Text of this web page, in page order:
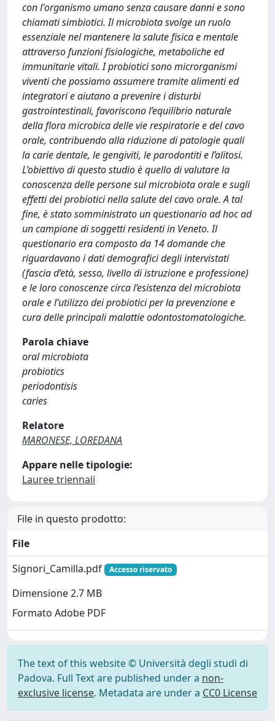
con l'organismo umano senza causare danni e sono
chiamati simbiotici. Il microbiota svolge un ruolo
essenziale nel mantenere la salute fisica e mentale
attraverso funzioni fisiologiche, metaboliche ed
immunitarie vitali. I probiotici sono microrganismi
viventi che possiamo assumere tramite alimenti ed
integratori e aiutano a prevenire i disturbi
gastrointestinali, favoriscono l’equilibrio naturale
della flora microbica delle vie respiratorie e del cavo
orale, contribuendo alla riduzione di patologie quali
la carie dentale, le gengiviti, le parodontiti e l’alitosi.
L’obiettivo di questo studio è quello di valutare la
conoscenza delle persone sul microbiota orale e sugli
effetti dei probiotici nella salute del cavo orale. A tal
fine, è stato somministrato un questionario ad hoc ad
un campione di soggetti residenti in Veneto. Il
questionario era composto da 14 domande che
riguardavano i dati demografici degli intervistati
(fascia d’età, sesso, livello di istruzione e professione)
e le loro conoscenze circa l’esistenza del microbiota
orale e l’utilizzo dei probiotici per la prevenzione e
cura delle principali malattie odontostomatologiche.
Parola chiave
oral microbiota
probiotics
periodontisis
caries
Relatore
MARONESE, LOREDANA
Appare nelle tipologie:
Lauree triennali
File in questo prodotto:
File
Signori_Camilla.pdf
Accesso riservato
Dimensione 2.7 MB
Formato Adobe PDF
The text of this website © Università degli studi di
Padova. Full Text are published under a non-
exclusive license. Metadata are under a CC0 License